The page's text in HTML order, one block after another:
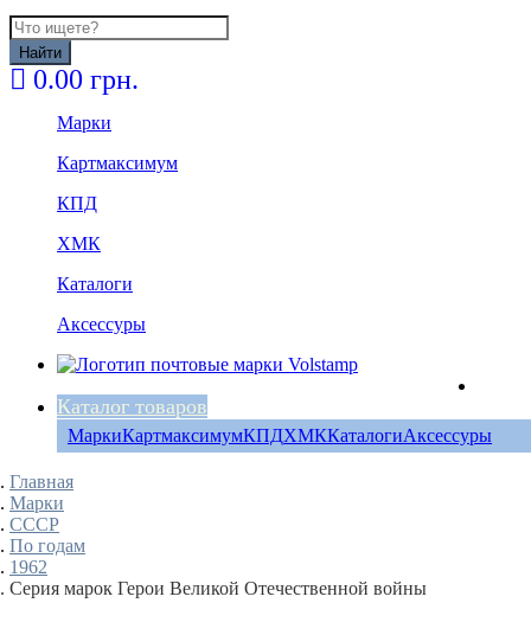
Найти
0.00 грн.
Марки
Картмаксимум
КПД
ХМК
Каталоги
Аксессуры
Каталог товаров
МаркиКартмаксимумКПДХМККаталогиАксессуры
Главная
Марки
СССР
По годам
1962
Серия марок Герои Великой Отечественной войны